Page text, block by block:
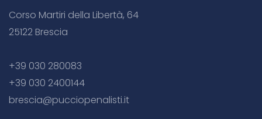
Corso Martiri della Libertà, 64
25122 Brescia
+39 030 280083
+39 030 2400144
brescia@pucciopenalisti.it